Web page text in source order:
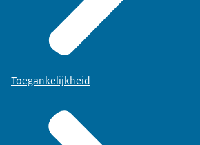
Toegankelijkheid